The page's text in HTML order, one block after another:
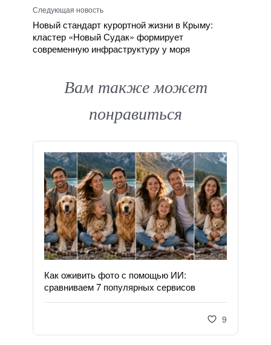
Следующая новость
Новый стандарт курортной жизни в Крыму:
кластер «Новый Судак» формирует
современную инфраструктуру у моря
Вам также может
понравиться
Как оживить фото с помощью ИИ:
сравниваем 7 популярных сервисов
9